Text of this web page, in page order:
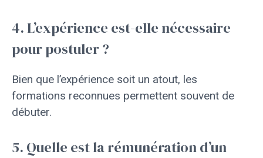
4. L’expérience est-elle nécessaire
pour postuler ?
Bien que l’expérience soit un atout, les
formations reconnues permettent souvent de
débuter.
5. Quelle est la rémunération d’un